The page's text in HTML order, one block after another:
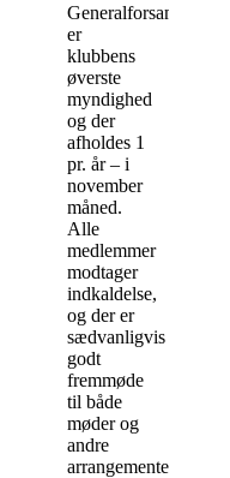
Generalforsamlingen
er
klubbens
øverste
myndighed
og der
afholdes 1
pr. år – i
november
måned.
Alle
medlemmer
modtager
indkaldelse,
og der er
sædvanligvis
godt
fremmøde
til både
møder og
andre
arrangementer.